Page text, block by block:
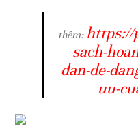
thêm: https://
sach-
dan-de-
uu-